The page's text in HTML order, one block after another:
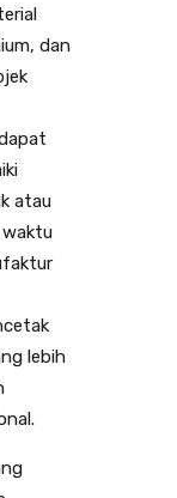
dan
atau
lebih